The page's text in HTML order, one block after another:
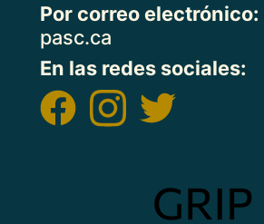
Por correo electrónico:
pasc.ca
En las redes sociales: